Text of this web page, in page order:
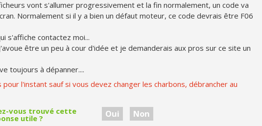
vont s'allumer progressivement et la fin normalement, un code va
Normalement si il y a bien un défaut moteur, ce code devrais être F06
s'affiche contactez moi...
être un peu à cour d'idée et je demanderais aux pros sur ce site un
toujours à dépanner....
pour l'instant sauf si vous devez changer les charbons, débrancher au
vous trouvé cette
utile ? Oui Non